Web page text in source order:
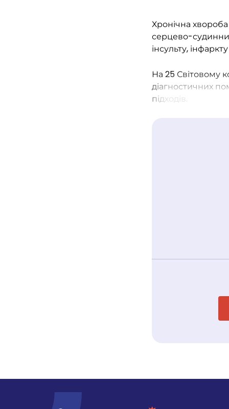
Хронічна
серцево-
інсульту,
На 25 Світовому
діагностичних
підходів.